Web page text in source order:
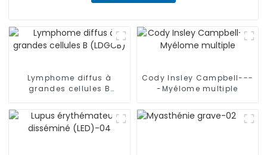
Lymphome diffus à
grandes cellules B
Cody Insley Campbell---
-Myélome multiple